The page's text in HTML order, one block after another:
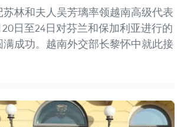
林和夫人吴芳璃率领越南高级代表
20日至24日对芬兰和保加利亚进行的
成功。越南外交部长黎怀中就此接